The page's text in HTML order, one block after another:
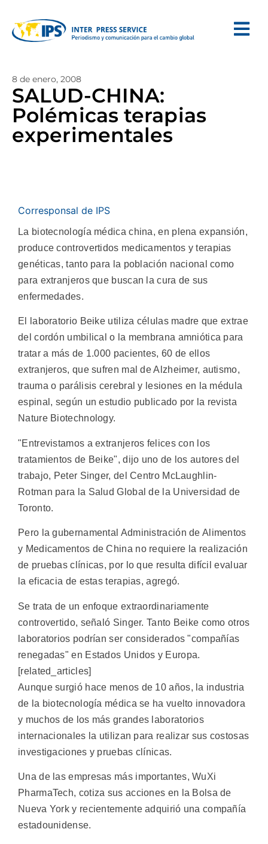
8 de enero, 2008
SALUD-CHINA:
Polémicas terapias
experimentales
Corresponsal de IPS
La biotecnología médica china, en plena expansión,
produce controvertidos medicamentos y terapias
genéticas, tanto para la población nacional como
para extranjeros que buscan la cura de sus
enfermedades.
El laboratorio Beike utiliza células madre que extrae
del cordón umbilical o la membrana amniótica para
tratar a más de 1.000 pacientes, 60 de ellos
extranjeros, que sufren mal de Alzheimer, autismo,
trauma o parálisis cerebral y lesiones en la médula
espinal, según un estudio publicado por la revista
Nature Biotechnology.
"Entrevistamos a extranjeros felices con los
tratamientos de Beike", dijo uno de los autores del
trabajo, Peter Singer, del Centro McLaughlin-
Rotman para la Salud Global de la Universidad de
Toronto.
Pero la gubernamental Administración de Alimentos
y Medicamentos de China no requiere la realización
de pruebas clínicas, por lo que resulta difícil evaluar
la eficacia de estas terapias, agregó.
Se trata de un enfoque extraordinariamente
controvertido, señaló Singer. Tanto Beike como otros
laboratorios podrían ser considerados "compañías
renegadas" en Estados Unidos y Europa.
[related_articles]
Aunque surgió hace menos de 10 años, la industria
de la biotecnología médica se ha vuelto innovadora
y muchos de los más grandes laboratorios
internacionales la utilizan para realizar sus costosas
investigaciones y pruebas clínicas.
Una de las empresas más importantes, WuXi
PharmaTech, cotiza sus acciones en la Bolsa de
Nueva York y recientemente adquirió una compañía
estadounidense.